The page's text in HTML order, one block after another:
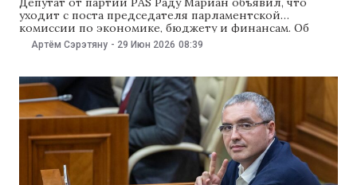
уходит с поста председателя парламентской
комиссии по экономике, бюджету и финансам. Об
этом Мариан сообщил 29 июня, объяснив свое
решение скандалом вокруг госпредприятия
MoldATSA нанес удар по репутации команды
парламентской комиссии по экономике, бюджету и
финансам.
Артём Сэрэтяну - 29 Июн 2026 08:39